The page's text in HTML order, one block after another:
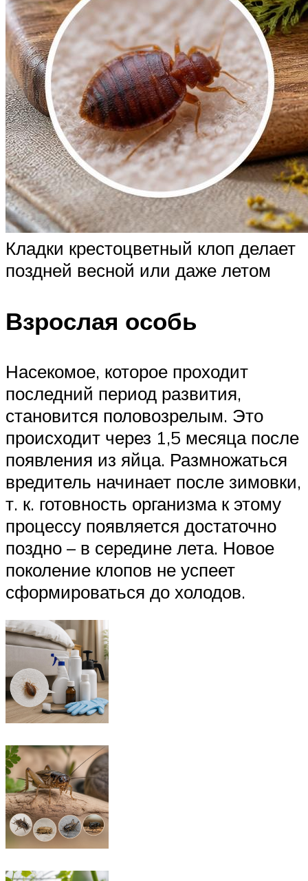
Кладки крестоцветный клоп делает
поздней весной или даже летом
Взрослая особь
Насекомое, которое проходит
последний период развития,
становится половозрелым. Это
происходит через 1,5 месяца после
появления из яйца. Размножаться
вредитель начинает после зимовки,
т. к. готовность организма к этому
процессу появляется достаточно
поздно – в середине лета. Новое
поколение клопов не успеет
сформироваться до холодов.